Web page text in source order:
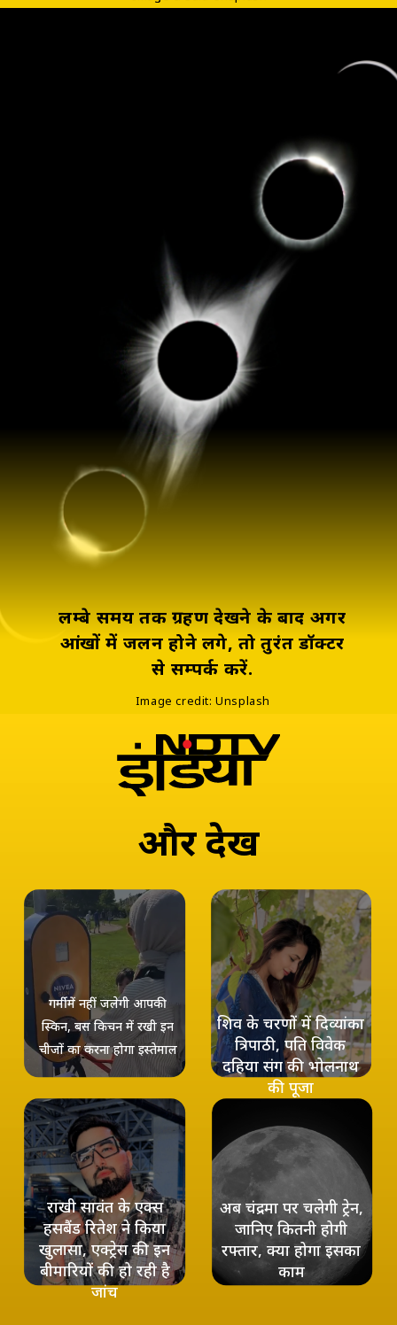
लम्‍बे समय तक ग्रहण देखने के बाद अगर
आंखों में जलन होने लगे, तो तुरंत डॉक्‍टर
से सम्‍पर्क करें.
Image credit: Unsplash
औरदेखें
गर्मी में नहीं जलेगी आपकी
स्किन, बस किचन में रखी इन
चीजों का करना होगा इस्‍तेमाल
राखी सावंत के एक्स
हसबैंड रितेश ने किया
खुलासा, एक्ट्रेस की इन
बीमारियों की हो रही है
जांच
शिव के चरणों में दिव्यांका
त्रिपाठी, पति विवेक
दहिया संग की भोलनाथ
की पूजा
अब चंद्रमा पर चलेगी ट्रेन,
जानिए कितनी होगी
रफ्तार, क्‍या होगा इसका
काम